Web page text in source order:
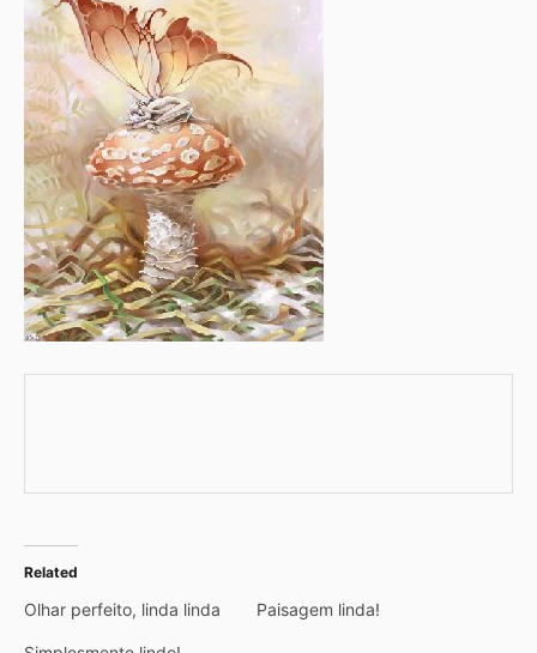
Related
Olhar perfeito, linda linda Paisagem linda!